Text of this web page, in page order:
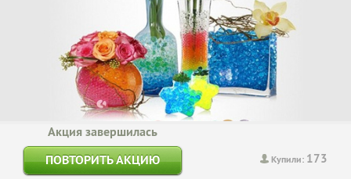
Купили: 173
Акция завершилась
ПОВТОРИТЬ АКЦИЮ